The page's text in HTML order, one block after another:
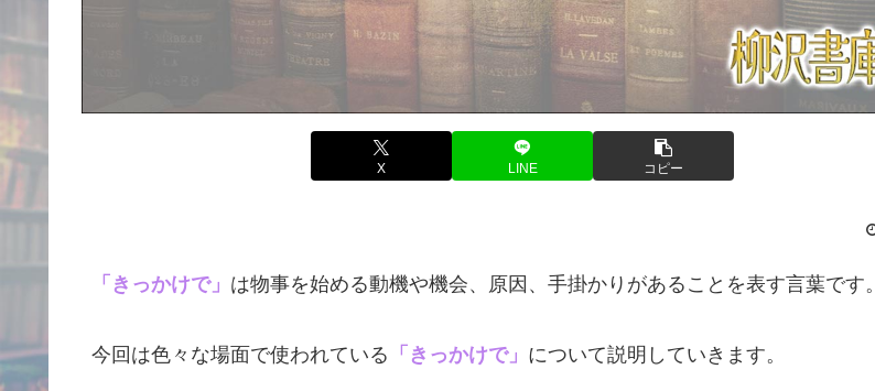
X LINE コピー
「きっかけで」 は物事を始める動機や機会、原因、手掛かりがあることを表す言葉です。
今回は色々な場面で使われている 「きっかけで」 について説明していきます。